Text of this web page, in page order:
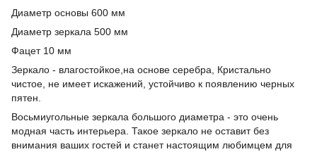
Диаметр основы 600 мм
Диаметр зеркала 500 мм
Фацет 10 мм
Зеркало - влагостойкое,на основе серебра, Кристально
чистое, не имеет искажений, устойчиво к появлению черных
пятен.
Восьмиугольные зеркала большого диаметра - это очень
модная часть интерьера. Такое зеркало не оставит без
внимания ваших гостей и станет настоящим любимцем для